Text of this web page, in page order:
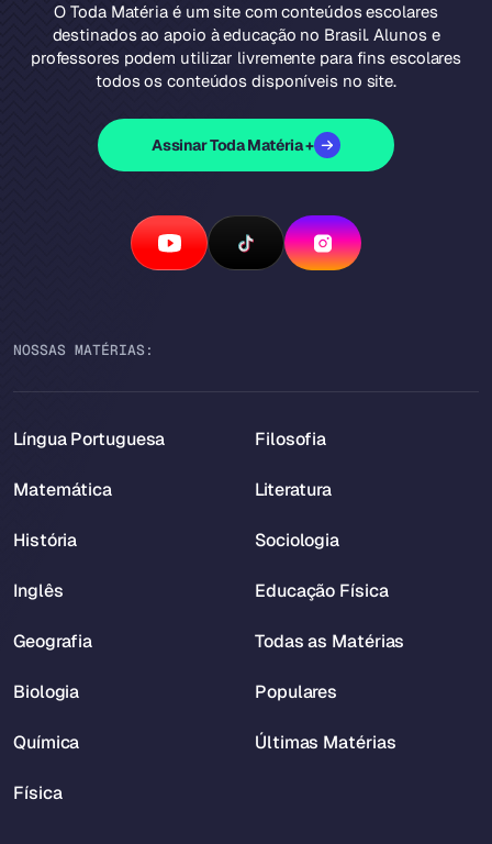
O Toda Matéria é um site com conteúdos escolares
destinados ao apoio à educação no Brasil. Alunos e
professores podem utilizar livremente para fins escolares
todos os conteúdos disponíveis no site.
Assinar Toda Matéria +
NOSSAS MATÉRIAS:
Língua Portuguesa
Matemática
História
Inglês
Geografia
Biologia
Química
Física
Filosofia
Literatura
Sociologia
Educação Física
Todas as Matérias
Populares
Últimas Matérias